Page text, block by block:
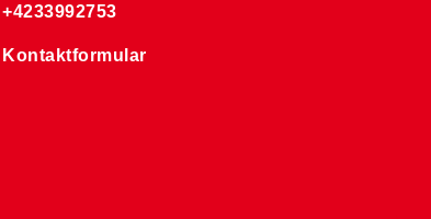
+4233992753
Kontaktformular